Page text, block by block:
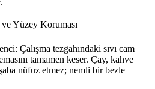
Yüzey Koruması
Çalışma tezgahındaki sıvı cam
tamamen keser. Çay, kahve
nüfuz etmez; nemli bir bezle